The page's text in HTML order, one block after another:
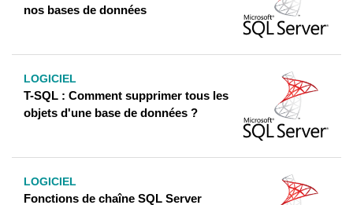
nos bases de données
LOGICIEL
T-SQL : Comment supprimer tous les
objets d'une base de données ?
LOGICIEL
Fonctions de chaîne SQL Server